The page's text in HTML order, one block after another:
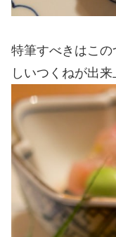
特筆すべきはこ
しいつくねが出